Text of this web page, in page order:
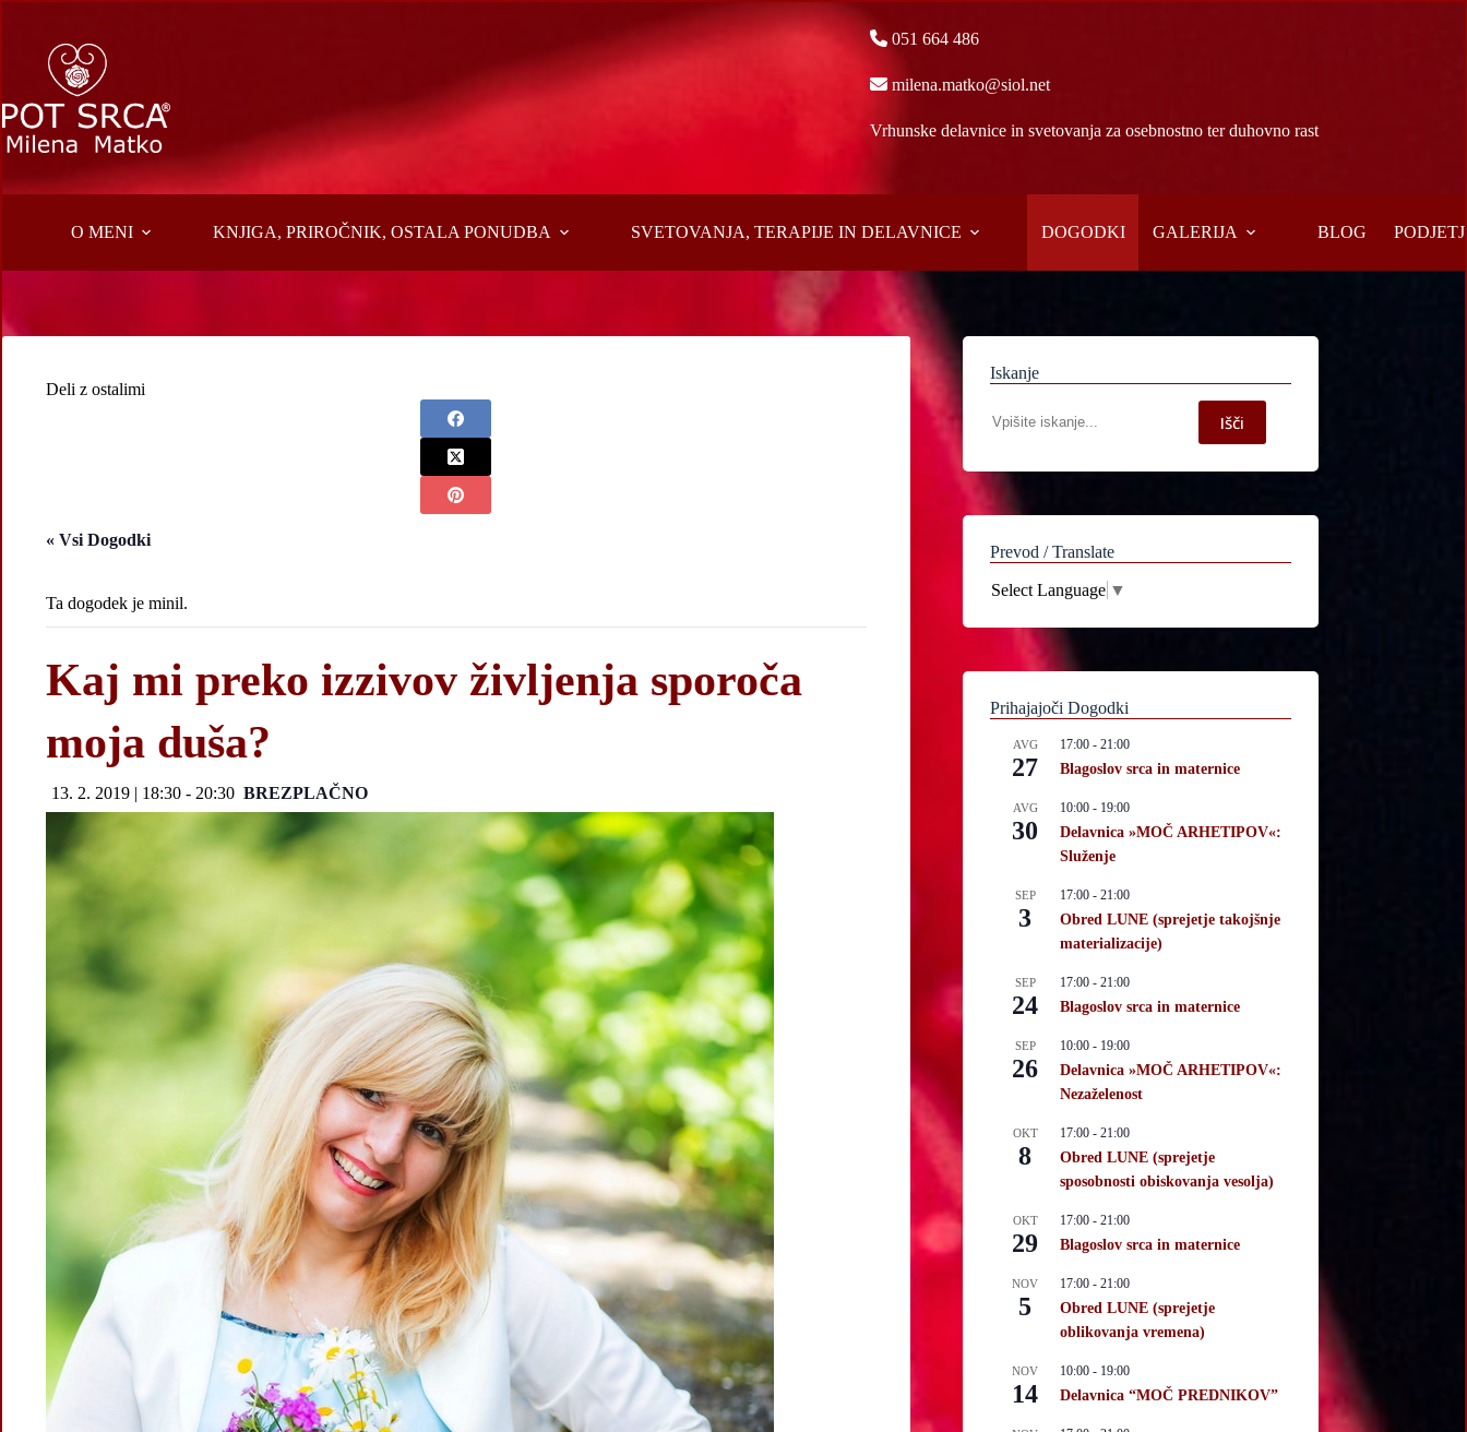
content
051 664 486
milena.matko@siol.net
Vrhunske delavnice in svetovanja za osebnostno ter duhovno rast
O MENI KNJIGA, PRIROČNIK, OSTALA PONUDBA SVETOVANJA, TERAPIJE IN DELAVNICE DOGODKI GALERIJA BLOG
Deli z ostalimi
« Vsi Dogodki
Ta dogodek je minil.
Kaj mi preko izzivov življenja sporoča
moja duša?
13. 2. 2019 | 18:30 - 20:30 BREZPLAČNO
Iskanje
po
Išči
Prevod / Translate
Select Language ▼
Prihajajoči Dogodki
AVG
27
17:00 -21:00
Blagoslov srca in maternice
AVG
30
10:00 - 19:00
Delavnica »MOČ ARHETIPOV«:
Služenje
SEP
3
17:00 -21:00
Obred LUNE (sprejetje takojšnje
materializacije)
SEP
24
17:00 -21:00
Blagoslov srca in maternice
SEP
26
10:00 - 19:00
Delavnica »MOČ ARHETIPOV«:
Nezaželenost
OKT
8
17:00 -21:00
Obred LUNE (sprejetje
sposobnosti obiskovanja vesolja)
OKT
29
17:00 -21:00
Blagoslov srca in maternice
NOV
5
17:00 -21:00
Obred LUNE (sprejetje
oblikovanja vremena)
NOV
14
10:00 - 19:00
Delavnica “MOČ PREDNIKOV”